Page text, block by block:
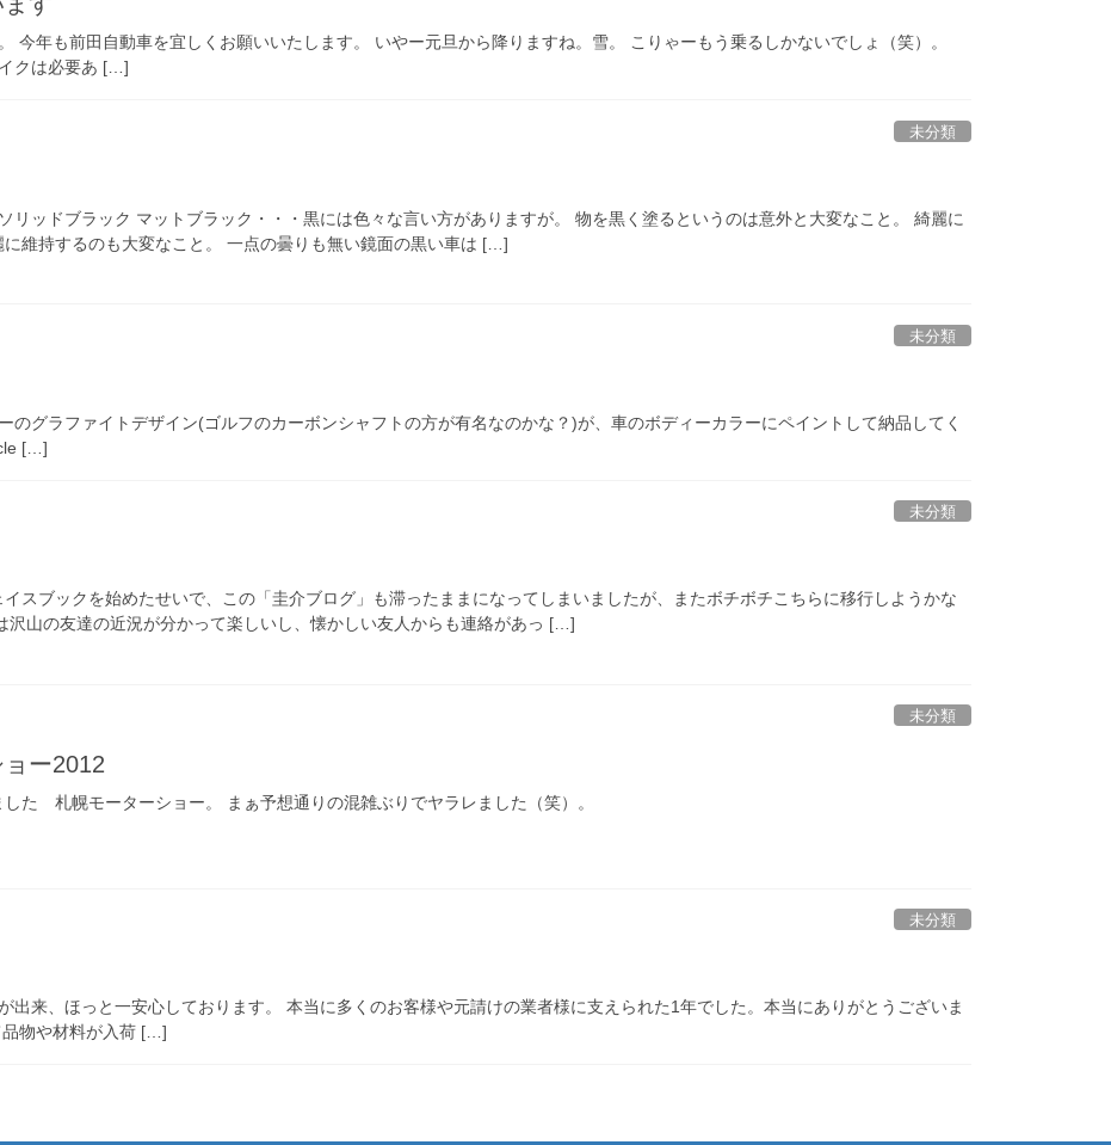
今年も前田自動車を宜しくお願いいたします。 いやー元旦から降りますね。雪。 こりゃーもう乗るしかないでしょ（笑）。
クは必要あ […]
未分類
リッドブラック マットブラック・・・黒には色々な言い方がありますが。 物を黒く塗るというのは意外と大変なこと。 綺麗に
に維持するのも大変なこと。 一点の曇りも無い鏡面の黒い車は […]
未分類
のグラファイトデザイン(ゴルフのカーボンシャフトの方が有名なのかな？)が、車のボディーカラーにペイントして納品してく
[…]
未分類
スブックを始めたせいで、この「圭介ブログ」も滞ったままになってしまいましたが、またボチボチこちらに移行しようかな
沢山の友達の近況が分かって楽しいし、懐かしい友人からも連絡があっ […]
未分類
ー2012
た 札幌モーターショー。 まぁ予想通りの混雑ぶりでヤラレました（笑）。
未分類
出来、ほっと一安心しております。 本当に多くのお客様や元請けの業者様に支えられた1年でした。本当にありがとうございま
品物や材料が入荷 […]